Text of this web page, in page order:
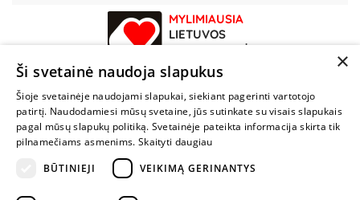
MYLIMIAUSIA
LIETUVOS
ELEKTRONINĖ
PARDUOTUVĖ
NENUSTOK
ŽAISTI
+370 600 84088
info@fantazijos.lt
×
Ši svetainė naudoja slapukus
Šioje svetainėje naudojami slapukai, siekiant pagerinti vartotojo
patirtį. Naudodamiesi mūsų svetaine, jūs sutinkate su visais slapukais
pagal mūsų slapukų politiką. Svetainėje pateikta informacija skirta tik
pilnamečiams asmenims. Skaityti daugiau
BŪTINIEJI
VEIKIMĄ GERINANTYS